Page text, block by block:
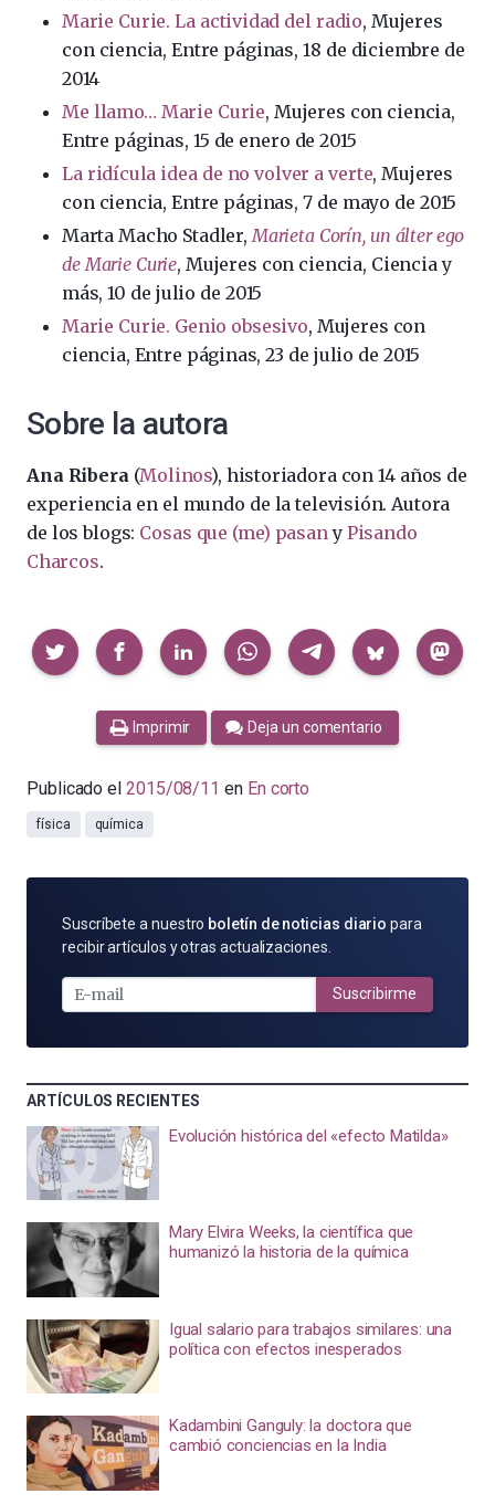
Marie Curie. La actividad del radio, Mujeres
con ciencia, Entre páginas, 18 de diciembre de
2014
Me llamo… Marie Curie, Mujeres con ciencia,
Entre páginas, 15 de enero de 2015
La ridícula idea de no volver a verte, Mujeres
con ciencia, Entre páginas, 7 de mayo de 2015
Marta Macho Stadler, Marieta Corín, un álter ego
de Marie Curie, Mujeres con ciencia, Ciencia y
más, 10 de julio de 2015
Marie Curie. Genio obsesivo, Mujeres con
ciencia, Entre páginas, 23 de julio de 2015
Sobre la autora
Ana Ribera (Molinos), historiadora con 14 años de
experiencia en el mundo de la televisión. Autora
de los blogs: Cosas que (me) pasan y Pisando
Charcos.
Compartir
Imprimir Deja un comentario
Publicado el 2015/08/11 en En corto
física química
SUSCRÍBETE
POR
MAIL
Suscríbete a nuestro boletín de noticias diario para
recibir artículos y otras actualizaciones.
Suscribirme
ARTÍCULOS RECIENTES
Evolución histórica del «efecto Matilda»
Mary Elvira Weeks, la científica que
humanizó la historia de la química
Igual salario para trabajos similares: una
política con efectos inesperados
Kadambini Ganguly: la doctora que
cambió conciencias en la India